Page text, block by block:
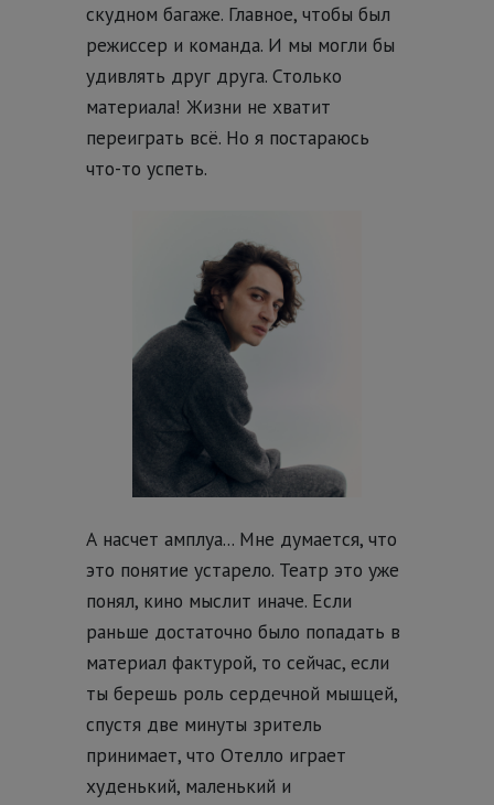
скудном багаже. Главное, чтобы был
режиссер и команда. И мы могли бы
удивлять друг друга. Столько
материала! Жизни не хватит
переиграть всё. Но я постараюсь
что-то успеть.
А насчет амплуа... Мне думается, что
это понятие устарело. Театр это уже
понял, кино мыслит иначе. Если
раньше достаточно было попадать в
материал фактурой, то сейчас, если
ты берешь роль сердечной мышцей,
спустя две минуты зритель
принимает, что Отелло играет
худенький, маленький и